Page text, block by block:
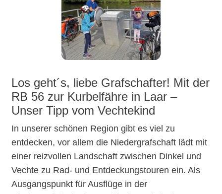
Los geht´s, liebe Grafschafter! Mit der
RB 56 zur Kurbelfähre in Laar –
Unser Tipp vom Vechtekind
In unserer schönen Region gibt es viel zu
entdecken, vor allem die Niedergrafschaft lädt mit
einer reizvollen Landschaft zwischen Dinkel und
Vechte zu Rad- und Entdeckungstouren ein. Als
Ausgangspunkt für Ausflüge in der